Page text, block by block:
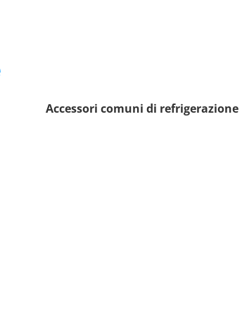
Accessori comuni di refrigerazione